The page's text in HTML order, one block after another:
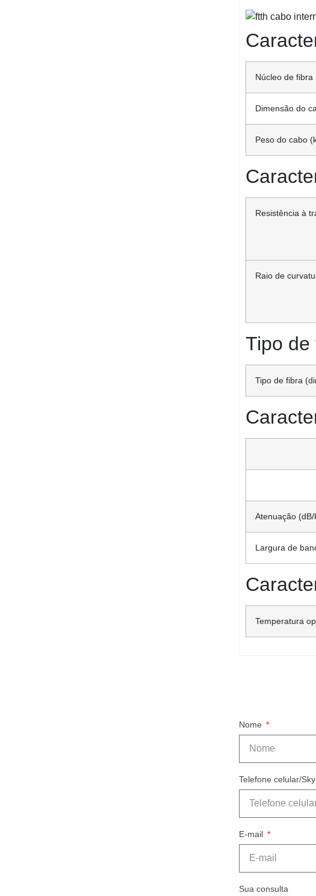
Núcleo de fibra
Dimensão do
Peso do cabo
Resistência à
Raio de
Tipo de
Tipo de fibra
Atenuação (dB/
Largura de
Temperatura
Nome
Telefone celular/
E-mail
Sua consulta